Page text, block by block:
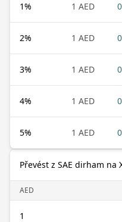
1% 1 AED
2% 1 AED
3% 1 AED
4% 1 AED
5% 1 AED
Převést z SAE dirham na
AED
1